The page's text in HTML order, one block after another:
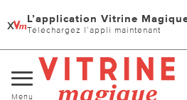
x L’application Vitrine
Téléchargez l’appli maintenant
Changer
Menu